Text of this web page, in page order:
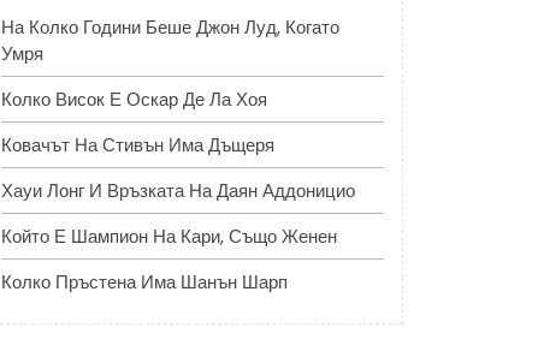
На Колко Години Беше Джон Луд, Когато
Умря
Колко Висок Е Оскар Де Ла Хоя
Ковачът На Стивън Има Дъщеря
Хауи Лонг И Връзката На Даян Аддоницио
Който Е Шампион На Кари, Също Женен
Колко Пръстена Има Шанън Шарп